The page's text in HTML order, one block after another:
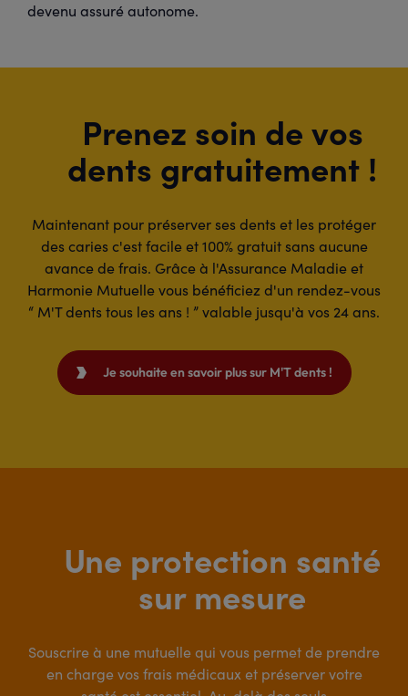
devenu assuré autonome.
Prenez soin de vos
dents gratuitement !
Maintenant pour préserver ses dents et les protéger
des caries c'est facile et 100% gratuit sans aucune
avance de frais. Grâce à l'Assurance Maladie et
Harmonie Mutuelle vous bénéficiez d'un rendez-vous
“ M'T dents tous les ans ! ” valable jusqu'à vos 24 ans.
 Je souhaite en savoir plus sur M'T dents !
Une protection santé
sur mesure
Souscrire à une mutuelle qui vous permet de prendre
en charge vos frais médicaux et préserver votre